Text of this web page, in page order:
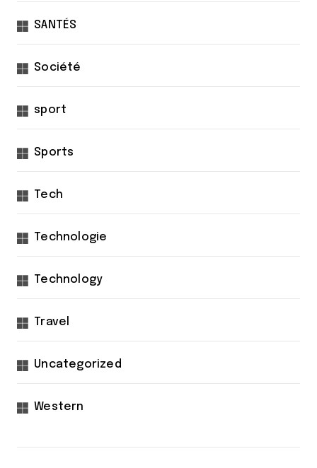
SANTÉS
Société
sport
Sports
Tech
Technologie
Technology
Travel
Uncategorized
Western